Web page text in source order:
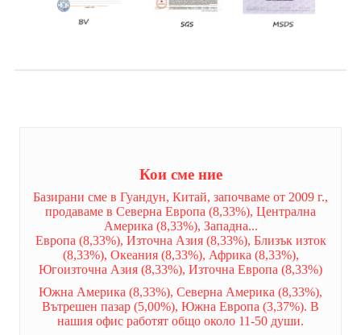
Кои сме ние
Базирани сме в Гуандун, Китай, започваме от 2009 г.,
продаваме в Северна Европа (8,33%), Централна
Америка (8,33%), Западна...
Европа (8,33%), Източна Азия (8,33%), Близък изток
(8,33%), Океания (8,33%), Африка (8,33%),
Югоизточна Азия (8,33%), Източна Европа (8,33%)
Южна Америка (8,33%), Северна Америка (8,33%),
Вътрешен пазар (5,00%), Южна Европа (3,37%). В
нашия офис работят общо около 11-50 души.